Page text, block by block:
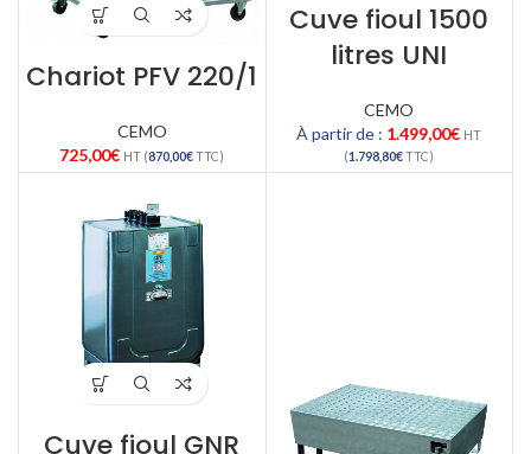
Chariot PFV 220/1
CEMO
725,00€ HT (870,00€TTC)
Cuve fioul 1500
litres UNI
CEMO
À partir de : 1.499,00€ HT
(1.798,80€TTC)
Cuve fioul GNR